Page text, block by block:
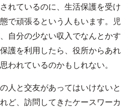
れているのに、生活保護を受け
で頑張るという人もいます。児
自分の少ない収入でなんとかす
護を利用したら、役所からあれ
われているのかもしれない。
人と交友があってはいけないと
ど、訪問してきたケースワーカ